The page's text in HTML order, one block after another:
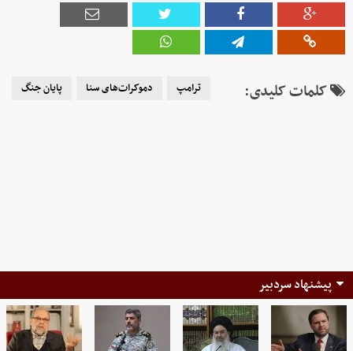
کلمات کلیدی: ترامپ دموکرات‌های سنا پایان جنگ
پیشنهاد سردبیر